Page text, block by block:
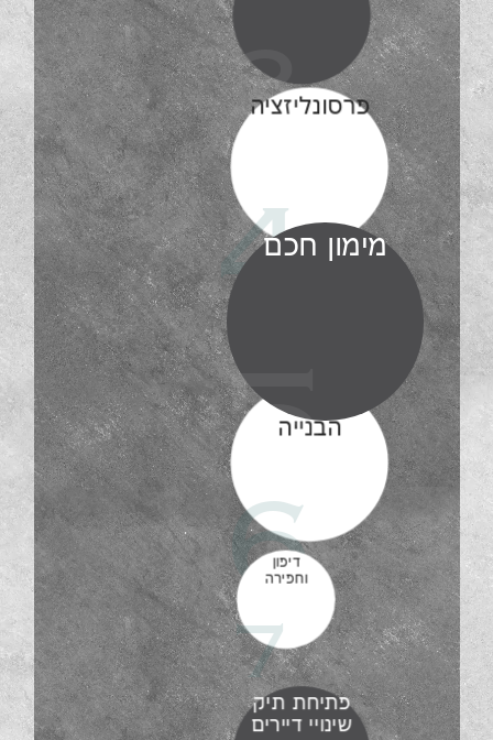
3
4
פרסונליזציה
5
מימון חכם
6
הבנייה
7
דיפון
וחפירה
פתיחת תיק
שינויי דיירים